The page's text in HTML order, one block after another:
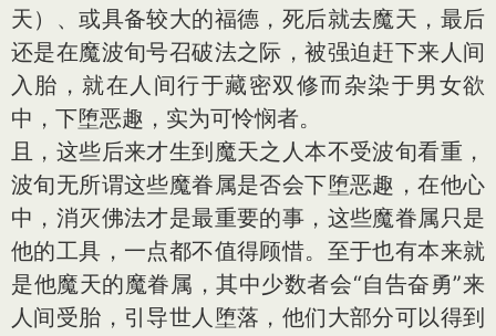
天）、或具备较大的福德，死后就去魔天，最后
还是在魔波旬号召破法之际，被强迫赶下来人间
入胎，就在人间行于藏密双修而杂染于男女欲
中，下堕恶趣，实为可怜悯者。
且，这些后来才生到魔天之人本不受波旬看重，
波旬无所谓这些魔眷属是否会下堕恶趣，在他心
中，消灭佛法才是最重要的事，这些魔眷属只是
他的工具，一点都不值得顾惜。至于也有本来就
是他魔天的魔眷属，其中少数者会“自告奋勇”来
人间受胎，引导世人堕落，他们大部分可以得到